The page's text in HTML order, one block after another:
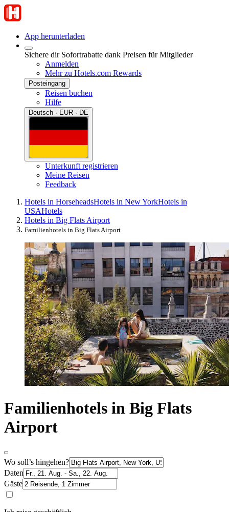
App herunterladen
Sichere dir Sofortrabatte dank Preisen für Mitglieder
Anmelden
Mehr zu Hotels.com Rewards
Posteingang
Reisen buchen
Hilfe
Deutsch · EUR · DE
Unterkunft registrieren
Meine Reisen
Feedback
Hotels in HorseheadsHotels in New YorkHotels in
USAHotels
Hotels in Big Flats Airport
Familienhotels in Big Flats Airport
Familienhotels in Big Flats
Airport
Wo soll’s hingehen?
Daten
Gäste